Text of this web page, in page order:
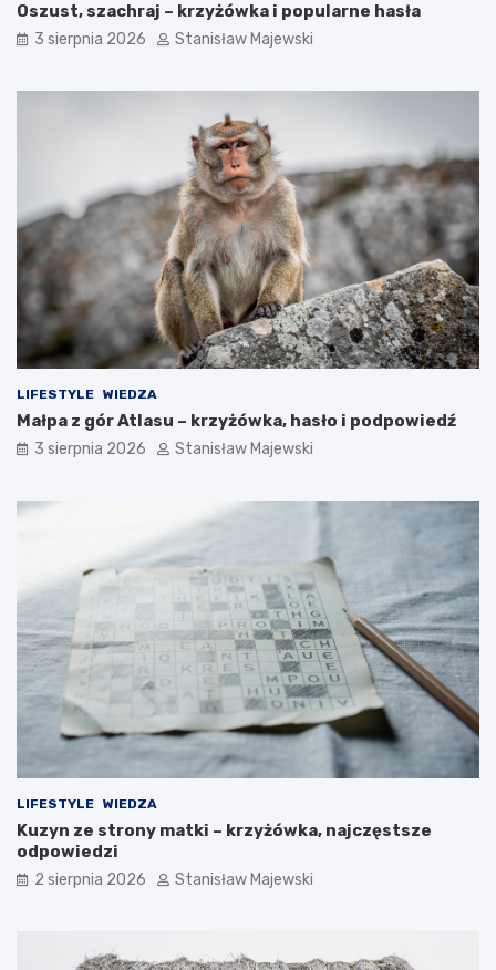
Oszust, szachraj – krzyżówka i popularne hasła
3 sierpnia 2026 Stanisław Majewski
LIFESTYLE WIEDZA
Małpa z gór Atlasu – krzyżówka, hasło i podpowiedź
3 sierpnia 2026 Stanisław Majewski
LIFESTYLE WIEDZA
Kuzyn ze strony matki – krzyżówka, najczęstsze
odpowiedzi
2 sierpnia 2026 Stanisław Majewski